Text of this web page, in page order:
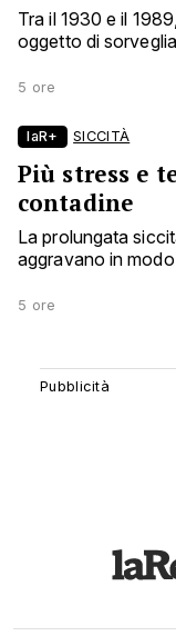
Tra il 1930 e il
oggetto di
5 ore
laR+ SICCITÀ
Più stress e
contadine
La prolungata
aggravano in
5 ore